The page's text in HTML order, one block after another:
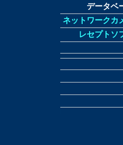
データベ
ネットワークカ
レセプトソ